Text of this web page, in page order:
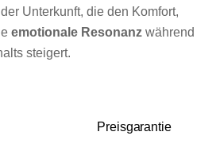
Unterkunft, die den Komfort,
emotionale Resonanz während
steigert.
Preisgarantie